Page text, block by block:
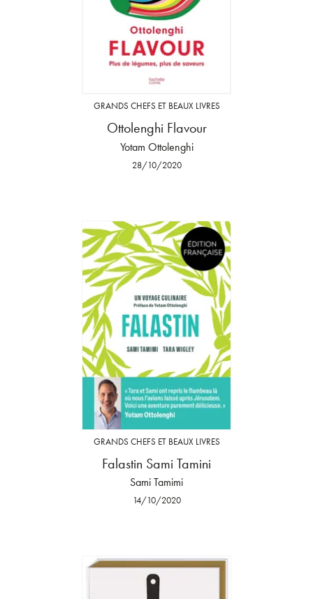
GRANDS CHEFS ET BEAUX LIVRES
Ottolenghi Flavour
Yotam Ottolenghi
28/10/2020
GRANDS CHEFS ET BEAUX LIVRES
Falastin Sami Tamini
Sami Tamimi
14/10/2020